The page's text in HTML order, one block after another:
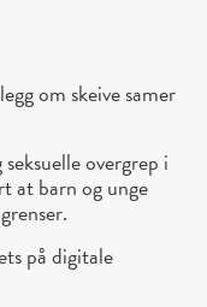
om skeive samer
overgrep i
at barn og unge
på digitale